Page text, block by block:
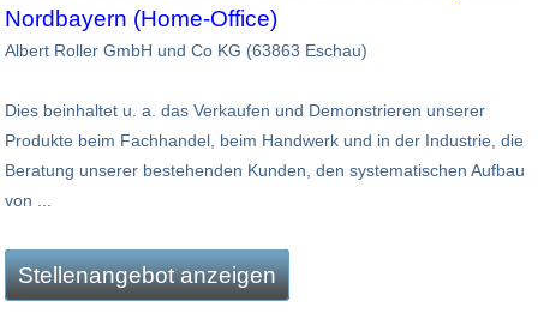
Nordbayern (Home-Office)
Albert Roller GmbH und Co KG (63863 Eschau)
Dies beinhaltet u. a. das Verkaufen und Demonstrieren unserer
Produkte beim Fachhandel, beim Handwerk und in der Industrie, die
Beratung unserer bestehenden Kunden, den systematischen Aufbau
von ...
Stellenangebot anzeigen